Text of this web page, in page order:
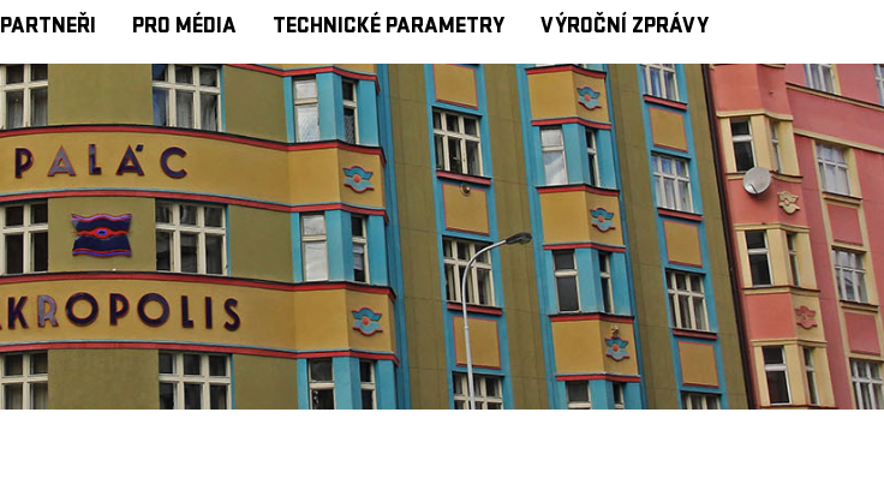
PARTNEŘI PRO MÉDIA TECHNICKÉ PARAMETRY VÝROČNÍ ZPRÁVY